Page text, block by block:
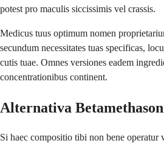
potest pro maculis siccissimis vel crassis.
Medicus tuus optimum nomen
secundum necessitates tuas specificas,
cutis tuae. Omnes versiones eadem
concentrationibus continent.
Alternativa
Si haec compositio tibi non bene operatur